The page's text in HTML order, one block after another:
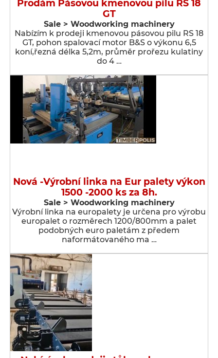
Prodám Pásovou kmenovou pilu RS 18
GT
Sale > Woodworking machinery
Nabízím k prodeji kmenovou pásovou pilu RS 18
GT, pohon spalovací motor B&S o výkonu 6,5
koní,řezná délka 5,2m, průměr prořezu kulatiny
do 4 …
Nová -Výrobní linka na Eur palety výkon
1500 -2000 ks za 8h.
Sale > Woodworking machinery
Výrobní linka na europalety je určena pro výrobu
europalet o rozměrech 1200/800mm a palet
podobných euro paletám z předem
naformátovaného ma …